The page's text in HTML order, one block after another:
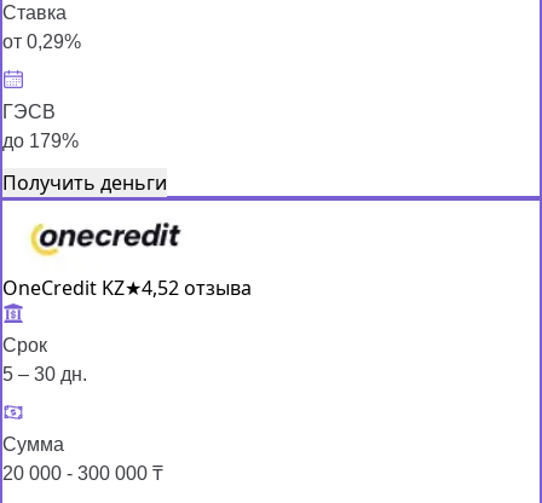
Ставка
от 0,29%
ГЭСВ
до 179%
Получить деньги
OneCredit KZ★4,52 отзыва
Срок
5 – 30 дн.
Сумма
20 000 - 300 000 ₸